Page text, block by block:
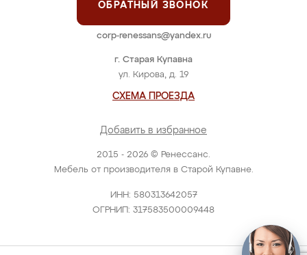
2015 - 2026 © Ренессанс.
Мебель от производителя в Старой Купавне.
ИНН: 580313642057
ОГРНИП: 317583500009448
г. Старая Купавна
ул. Кирова, д. 19
СХЕМА ПРОЕЗДА
Добавить в избранное
ОБРАТНЫЙ ЗВОНОК
corp-renessans@yandex.ru